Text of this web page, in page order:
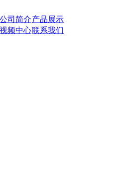
公司简介产品展示
视频中心联系我们